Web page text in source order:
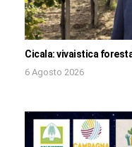
Cicala: vivaistica
6 Agosto 2026